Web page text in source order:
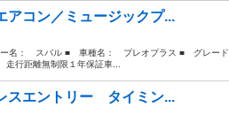
コン／ミュージックプ...
名： スバル ■ 車種名： プレオプラス ■ グレード
行距離無制限１年保証車...
スエントリー タイミン...